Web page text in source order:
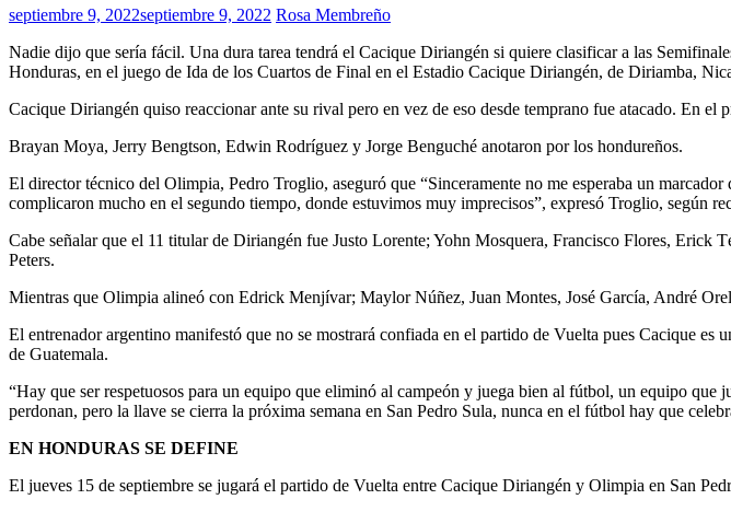
septiembre 9, 2022septiembre 9, 2022 Rosa Membreño
Nadie dijo que sería fácil. Una dura tarea tendrá el Cacique Diriangén si quiere clasificar a las
Honduras, en el juego de Ida de los Cuartos de Final en el Estadio Cacique Diriangén, de Diriamba,
Cacique Diriangén quiso reaccionar ante su rival pero en vez de eso desde temprano fue atacado. En el
Brayan Moya, Jerry Bengtson, Edwin Rodríguez y Jorge Benguché anotaron por los hondureños.
El director técnico del Olimpia, Pedro Troglio, aseguró que “Sinceramente no me esperaba un
complicaron mucho en el segundo tiempo, donde estuvimos muy imprecisos”, expresó Troglio, según
Cabe señalar que el 11 titular de Diriangén fue Justo Lorente; Yohn Mosquera, Francisco Flores,
Peters.
Mientras que Olimpia alineó con Edrick Menjívar; Maylor Núñez, Juan Montes, José García, André
El entrenador argentino manifestó que no se mostrará confiada en el partido de Vuelta pues Cacique
de Guatemala.
“Hay que ser respetuosos para un equipo que eliminó al campeón y juega bien al fútbol, un equipo
perdonan, pero la llave se cierra la próxima semana en San Pedro Sula, nunca en el fútbol hay que
EN HONDURAS SE DEFINE
El jueves 15 de septiembre se jugará el partido de Vuelta entre Cacique Diriangén y Olimpia en San